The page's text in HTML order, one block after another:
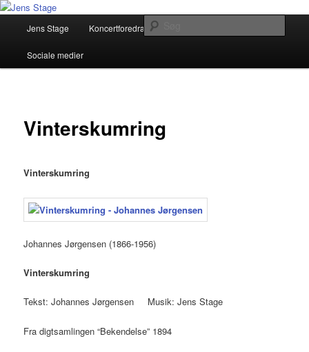
Fortsæt
primært
indholdJens Stage
Musiker, Sangskriver, Foredragsholder
Jens Stage Koncertforedrag
Sociale medier
Vinterskumring
Vinterskumring
Johannes Jørgensen (1866-1956)
Vinterskumring
Tekst: Johannes Jørgensen Musik: Jens Stage
Fra digtsamlingen “Bekendelse” 1894